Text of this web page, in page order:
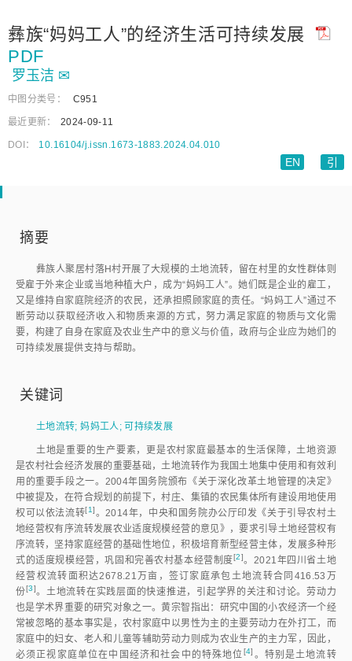
彝族“妈妈工人”的经济生活可持续发展
PDF
罗玉洁 ✉
中图分类号： C951
最近更新： 2024-09-11
DOI： 10.16104/j.issn.1673-1883.2024.04.010
EN 引
摘要
彝族人聚居村落H村开展了大规模的土地流转，留在村里的女性群体则
受雇于外来企业或当地种植大户，成为“妈妈工人”。她们既是企业的雇工，
又是维持自家庭院经济的农民，还承担照顾家庭的责任。“妈妈工人”通过不
断劳动以获取经济收入和物质来源的方式，努力满足家庭的物质与文化需
要，构建了自身在家庭及农业生产中的意义与价值，政府与企业应为她们的
可持续发展提供支持与帮助。
关键词
土地流转;妈妈工人; 可持续发展
土地是重要的生产要素，更是农村家庭最基本的生活保障，土地资源
是农村社会经济发展的重要基础，土地流转作为我国土地集中使用和有效利
用的重要手段之一。2004年国务院颁布《关于深化改革土地管理的决定》
中被提及，在符合规划的前提下，村庄、集镇的农民集体所有建设用地使用
权可以依法流转[1]。2014年，中央和国务院办公厅印发《关于引导农村土
地经营权有序流转发展农业适度规模经营的意见》，要求引导土地经营权有
序流转，坚持家庭经营的基础性地位，积极培育新型经营主体，发展多种形
式的适度规模经营，巩固和完善农村基本经营制度[2]。2021年四川省土地
经营权流转面积达2678.21万亩，签订家庭承包土地流转合同416.53万
份[3]。土地流转在实践层面的快速推进，引起学界的关注和讨论。劳动力
也是学术界重要的研究对象之一。黄宗智指出：研究中国的小农经济一个经
常被忽略的基本事实是，农村家庭中以男性为主的主要劳动力在外打工，而
家庭中的妇女、老人和儿童等辅助劳动力则成为农业生产的主力军，因此，
必须正视家庭单位在中国经济和社会中的特殊地位[4] 。特别是土地流转